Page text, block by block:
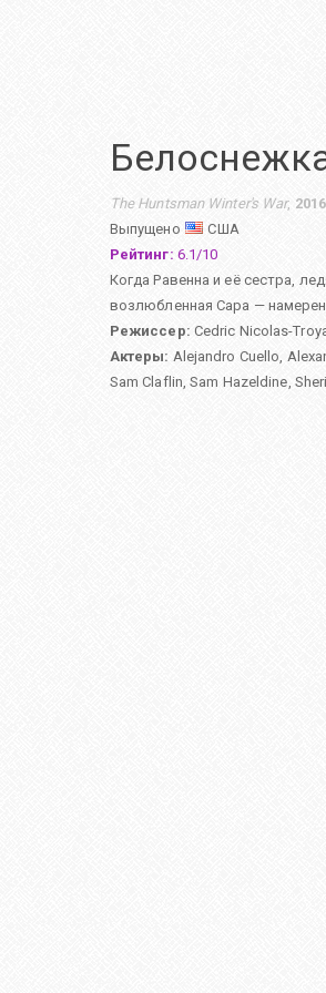
The Huntsman Winter's War, 2016
Выпущено
США
Рейтинг: 6.1/10
Когда Равенна и её сестра,
возлюбленная Сара —
Режиссер: Cedric Nicolas-
Актеры: Alejandro Cuello,
Sam Claflin,Sam Hazeldine,